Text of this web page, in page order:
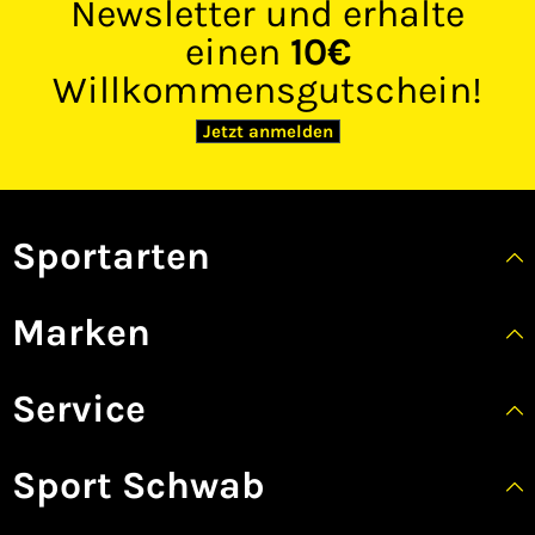
Newsletter und erhalte
einen 10€
Willkommensgutschein!
Jetzt anmelden
Sportarten
Marken
Service
Sport Schwab